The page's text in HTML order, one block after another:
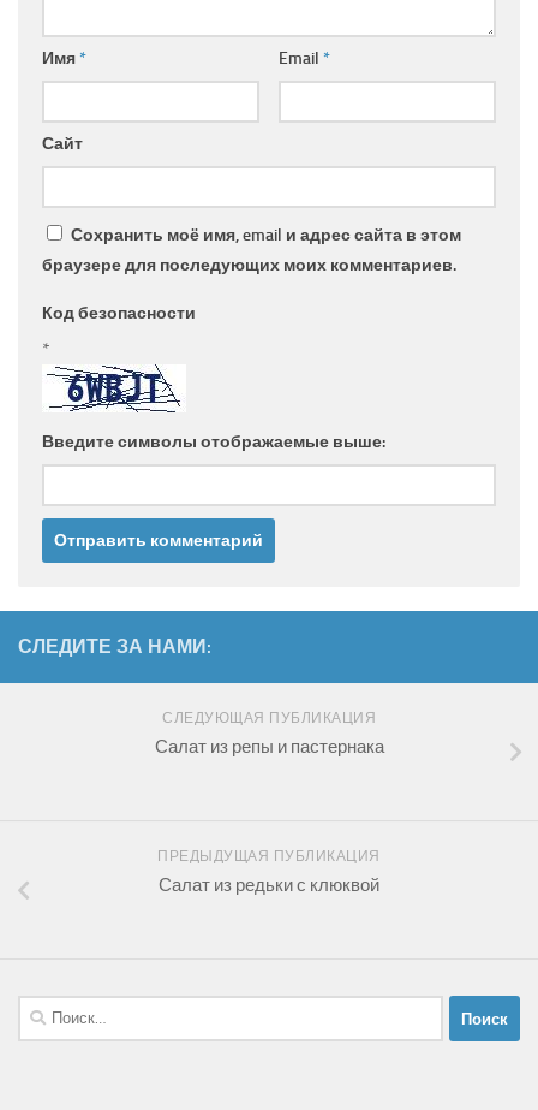
Имя* Email *
Сайт
Сохранить моё имя, email и адрес сайта в этом
браузере для последующих моих комментариев.
Код безопасности
*
Введите символы отображаемые выше:
СЛЕДИТЕ ЗА НАМИ:
СЛЕДУЮЩАЯ ПУБЛИКАЦИЯ
Салат из репы и пастернака
ПРЕДЫДУЩАЯ ПУБЛИКАЦИЯ
Салат из редьки с клюквой
Найти: